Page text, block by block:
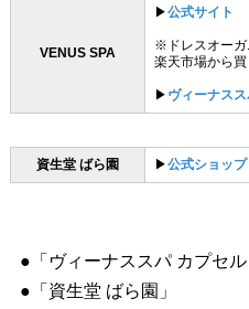
VENUS SPA
▶︎公式サイト
※ドレスオーガ
楽天市場から買
▶︎ ヴィーナス
資生堂 ばら園 ▶︎公式ショップ
●「ヴィーナススパ カプセル
●「資生堂 ばら園」